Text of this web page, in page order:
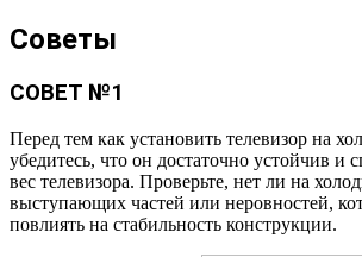
Советы
СОВЕТ №1
Перед тем как установить телевизор на
убедитесь, что он достаточно устойчив и
вес телевизора. Проверьте, нет ли на
выступающих частей или неровностей,
повлиять на стабильность конструкции.